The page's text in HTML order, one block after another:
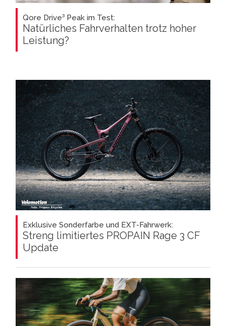
Qore Drive³ Peak im Test:
Natürliches Fahrverhalten trotz hoher
Leistung?
Exklusive Sonderfarbe und EXT-Fahrwerk:
Streng limitiertes PROPAIN Rage 3 CF
Update